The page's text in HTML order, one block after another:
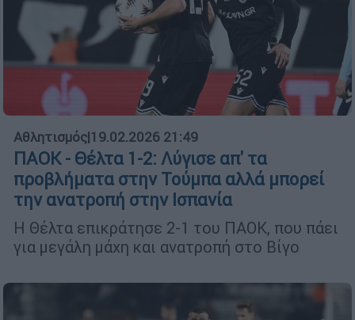
Αθλητισμός|19.02.2026 21:49
ΠΑΟΚ - Θέλτα 1-2: Λύγισε απ' τα
προβλήματα στην Τούμπα αλλά μπορεί
την ανατροπή στην Ισπανία
Η Θέλτα επικράτησε 2-1 του ΠΑΟΚ, που πάει
για μεγάλη μάχη και ανατροπή στο Βίγο